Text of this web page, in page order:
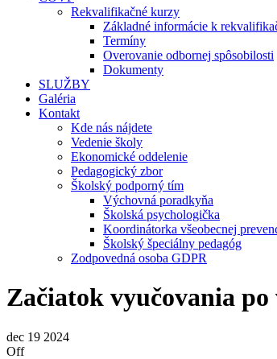
Rekvalifikačné kurzy
Základné informácie k
Termíny
Overovanie odbornej spôsobilosti
Dokumenty
SLUŽBY
Galéria
Kontakt
Kde nás nájdete
Vedenie školy
Ekonomické oddelenie
Pedagogický zbor
Školský podporný tím
Výchovná poradkyňa
Školská psychologička
Koordinátorka všeobecnej
Školský špeciálny pedagóg
Zodpovedná osoba GDPR
Začiatok vyučovania
dec 19 2024
Off